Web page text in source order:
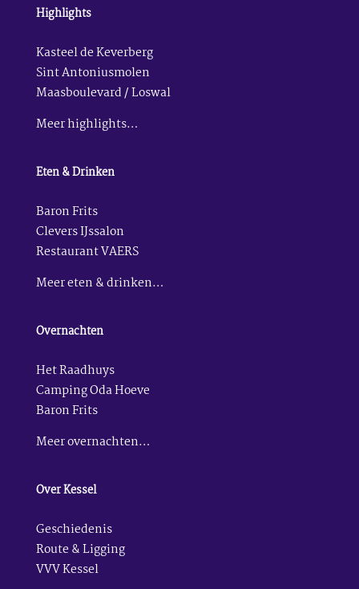
Highlights
Kasteel de Keverberg
Sint Antoniusmolen
Maasboulevard / Loswal
Meer highlights…
Eten & Drinken
Baron Frits
Clevers IJssalon
Restaurant VAERS
Meer eten & drinken…
Overnachten
Het Raadhuys
Camping Oda Hoeve
Baron Frits
Meer overnachten…
Over Kessel
Geschiedenis
Route & Ligging
VVV Kessel